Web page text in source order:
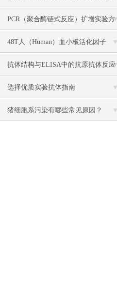
化主要方法介绍
PCR（聚合酶链式反应）扩增实验方
法详述
48T人（Human）血小板活化因子
（PAF） ELISA 检测试剂盒说明书
抗体结构与ELISA中的抗原抗体反应
解读
选择优质实验抗体指南
猪细胞系污染有哪些常见原因？